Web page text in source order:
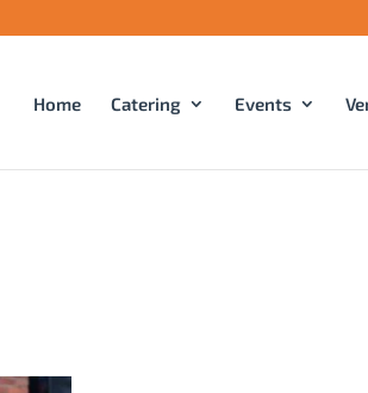
Home Catering Events